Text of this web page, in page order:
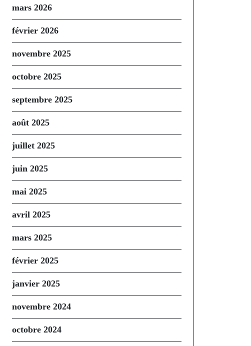
mars 2026
février 2026
novembre 2025
octobre 2025
septembre 2025
août 2025
juillet 2025
juin 2025
mai 2025
avril 2025
mars 2025
février 2025
janvier 2025
novembre 2024
octobre 2024